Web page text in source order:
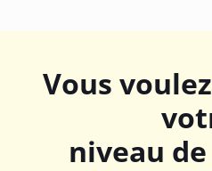
Vous
niveau